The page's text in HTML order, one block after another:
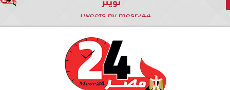
Tweets by mesr244